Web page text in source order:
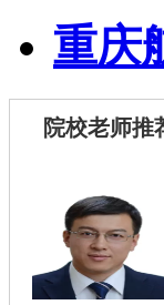
重庆
院校老师推